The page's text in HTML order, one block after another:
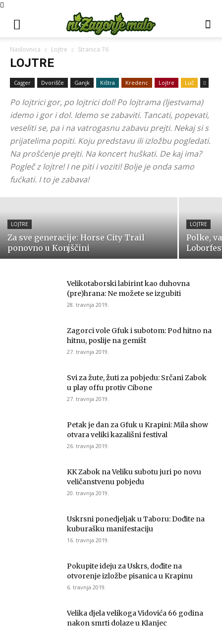
Naslovnica Lojtre Stranica 76
LOJTRE
Cajger Dvorišče Ganjk Kištra Kredenc Lojtre Luč
Po lojtrici gor, po lojtrici dol! Po lojtrama (ljestvama)
idemo i gor i dol. Idemo se zabaviti. Tancati, popevati,
veseliti se, pa i na vatrogasnu zabavu prejti. Nekaj si s
prijatelima popiti. Koju predstavu ili izložbu pogledati.
Na prošćenje prejti. Na koncert huškati. De kaj ima?
Pogleč z lojtre! I ne piti i voziti! Bolje je onda samo
fućkati. I to je zabava!
LOJTRE
Oroslavje: Indira počinje, Vuco janje
okreće
6. kolovoza 2026.
LOJTRE
Za sve generacije: Horse City Trail
ponovno u Konjščini
LOJTRE
Polke,
Velikotaborski labirint kao duhovna
(pre)hrana: Ne možete se izgubiti
28. travnja 2019.
Zagorci vole Gfuk i subotom: Pod hitno na
hitnu, poslije na gemišt
27. travnja 2019.
Svi za žute, žuti za pobjedu: Srčani Zabok
u play offu protiv Cibone
27. travnja 2019.
Petak je dan za Gfuk u Krapini: Mila show
otvara veliki kazališni festival
26. travnja 2019.
KK Zabok na Veliku subotu juri po novu
veličanstvenu pobjedu
20. travnja 2019.
Uskrsni ponedjeljak u Taboru: Dođite na
kuburašku manifestaciju
16. travnja 2019.
Pokupite ideju za Uskrs, dođite na
otvorenje izložbe pisanica u Krapinu
6. travnja 2019.
Velika djela velikoga Vidovića 66 godina
nakon smrti dolaze u Klanjec